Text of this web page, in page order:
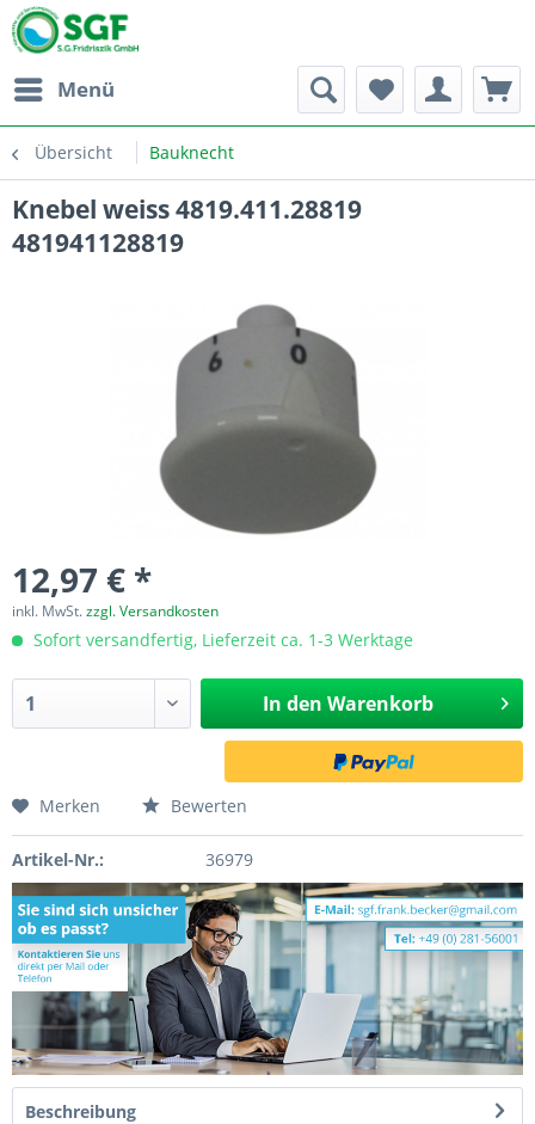
Menü
Übersicht Bauknecht
Knebel weiss 4819.411.28819
481941128819
12,97 € *
inkl. MwSt.zzgl. Versandkosten
Sofort versandfertig, Lieferzeit ca. 1-3 Werktage
In den Warenkorb
Merken Bewerten
Artikel-Nr.: 36979
Beschreibung